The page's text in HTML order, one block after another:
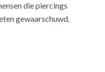
die piercings
gewaarschuwd.